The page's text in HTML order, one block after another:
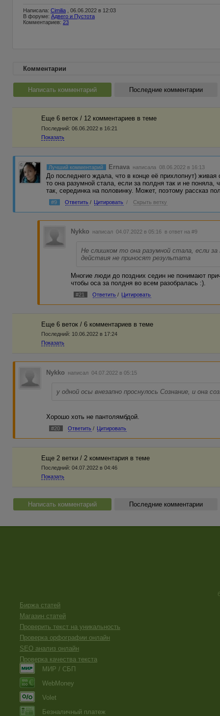
Написала: Cimilia , 06.06.2022 в 12:03
В форуме: Адвего и Пустота
Комментариев: 23
Комментарии
Написать комментарий Последние комментарии
Еще 6 веток / 12 комментариев в темe
Последний: 06.06.2022 в 16:21
Показать
Лучший комментарий Ernava написала 08.06.2022 в 16:13
До последнего ждала, что в конце её прихлопнут)
то она разумной стала, если за полдня так и не поняла,
так, серединка на половинку. Может, поэтому рассказ
#9 Ответить / Цитировать / Скрыть ветку
Nykko написал 04.07.2022 в 05:16 в ответ на #9
Не слишком то она разумной стала, если
действия не приносят результата
Многие люди до поздних седин не понимают
чтобы оса за полдня во всем разобралась :).
#21 Ответить / Цитировать
Еще 6 веток / 6 комментариев в темe
Последний: 10.06.2022 в 17:24
Показать
Nykko написал 04.07.2022 в 05:15
у одной осы внезапно проснулось Сознание, и она
Хорошо хоть не пантолямбдой.
#20 Ответить / Цитировать
Еще 2 ветки / 2 комментария в темe
Последний: 04.07.2022 в 04:46
Показать
Написать комментарий Последние комментарии
Биржа статей
Магазин статей
Проверить текст на уникальность
Проверка орфографии онлайн
SEO анализ онлайн
Проверка качества текста
МИР / СБП
WebMoney
Volet
Безналичный платеж